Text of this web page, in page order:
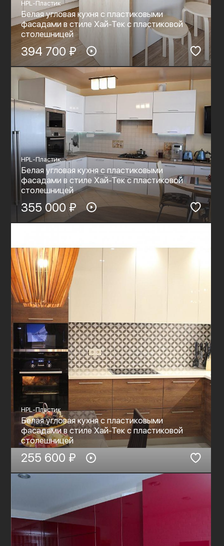
HPL-Пластик
Белая угловая кухня с пластиковыми
фасадами в стиле Хай-Тек с пластиковой
столешницей
394 700 ₽
HPL-Пластик
Белая угловая кухня с пластиковыми
фасадами в стиле Хай-Тек с пластиковой
столешницей
355 000 ₽
HPL-Пластик
Белая угловая кухня с пластиковыми
фасадами в стиле Хай-Тек с пластиковой
столешницей
255 600 ₽